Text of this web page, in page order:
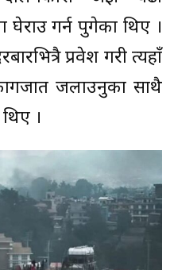
घेराउ गर्न पुगेका थिए ।
प्रवेश गरी त्यहाँ
जलाउनुका साथै
।